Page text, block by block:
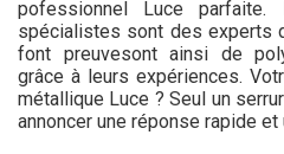
pofessionnel Luce parfaite.
spécialistes sont des experts
font preuvesont ainsi de
grâce à leurs expériences.
métallique Luce ? Seul un
annoncer une réponse rapide